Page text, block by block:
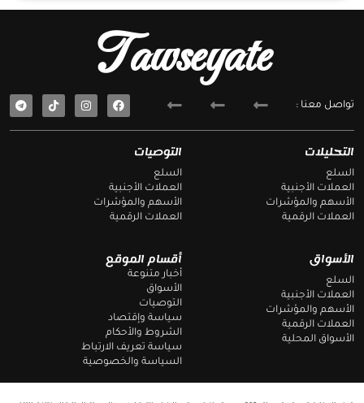
أقسام الموقع
أخبار متنوعة
الأسواق
التوصيات
سياسة وإقتصاد
الشروط والأحكام
سياسة تعريف الارتباط
السياسة والخصوصية
الأسواق
السلع
العملات الأجنبية
الأسهم والمؤشرات
العملات الرقمية
الأسواق المحلية
التوصيات
السلع
العملات الأجنبية
الأسهم والمؤشرات
العملات الرقمية
التحليلات
السلع
العملات الأجنبية
الأسهم والمؤشرات
العملات الرقمية
Tawseyate
تواصل معنا :
F
a
e
T
e
e